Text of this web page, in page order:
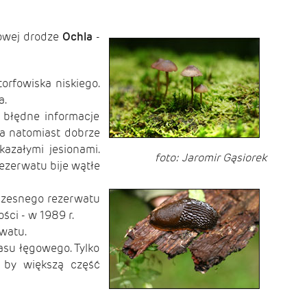
foto: Jaromir Gąsiorek
drodze Ochla -
niskiego.
informacje
natomiast dobrze
jesionami.
bije wątłe
rezerwatu
- w 1989 r.
łęgowego. Tylko
większą część